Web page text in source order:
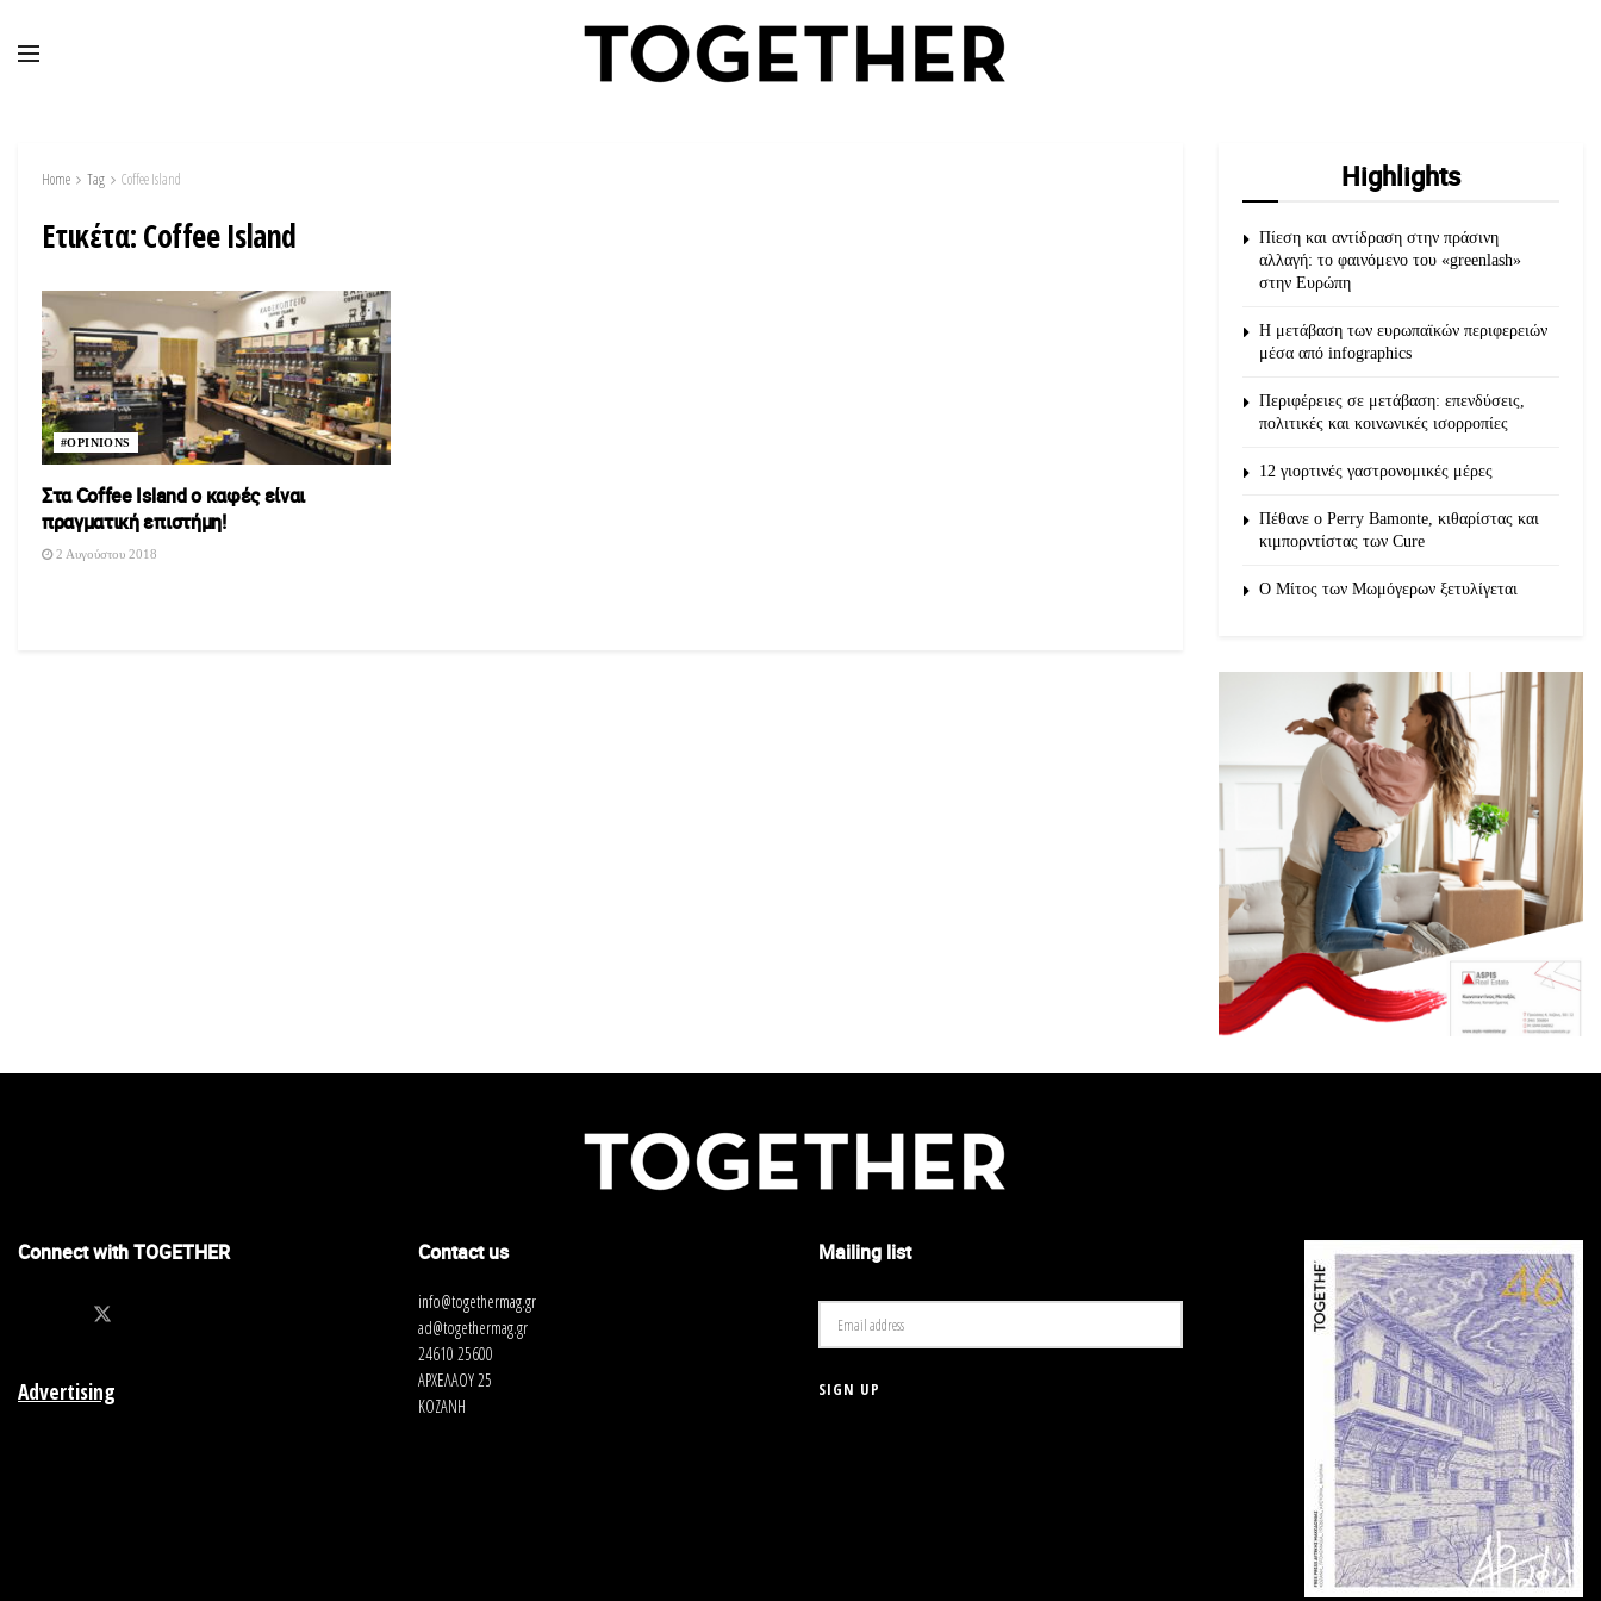
Home Tag Coffee Island
Ετικέτα:Coffee Island
#OPINIONS
Στα Coffee Island ο καφές είναι
πραγματική επιστήμη!
2 Αυγούστου 2018
Highlights
Πίεση και αντίδραση στην πράσινη
αλλαγή: το φαινόμενο του «greenlash»
στην Ευρώπη
Η μετάβαση των ευρωπαϊκών περιφερειών
μέσα από infographics
Περιφέρειες σε μετάβαση: επενδύσεις,
πολιτικές και κοινωνικές ισορροπίες
12 γιορτινές γαστρονομικές μέρες
Πέθανε ο Perry Bamonte, κιθαρίστας και
κιμπορντίστας των Cure
O Μίτος των Μωμόγερων ξετυλίγεται
Connect with TOGETHER
Advertising
Contact us
info@togethermag.gr
ad@togethermag.gr
24610 25600
ΑΡΧΕΛΑΟΥ 25
ΚΟΖΑΝΗ
Mailing list